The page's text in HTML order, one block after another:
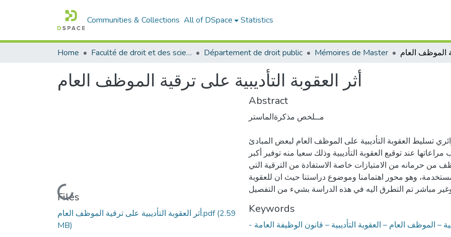
Communities & Collections All of DSpace Statistics
Home Faculté de droit et des sciences politiques Département de droit public Mémoires de Master
أثر العقوبة التأديبية على ترقية الموظف العام
Loading...
Files
أثر العقوبة التأديبية على ترقية الموظف العام.pdf(2.59
MB)
Abstract
مــلخص مذكرةالماستر
تسليط العقوبة التأديبية على الموظف العام لبعض المبادئ
عند توقيع العقوبة التأديبية وذلك سعيا منه توفير أكبر
من حرمانه من الامتيازات خاصة الاستفادة من الترقية التي
وهو محور اهتمامنا وموضوع دراستنا حيث ان للعقوبة
وغير مباشر تم التطرق اليه في هذه الدراسة بشيء من التفصيل
Keywords
– الموظف العام – العقوبة التأديبية – قانون الوظيفة العامة